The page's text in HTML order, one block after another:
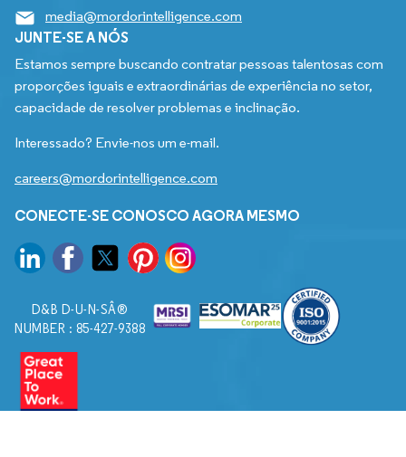
media@mordorintelligence.com
JUNTE-SE A NÓS
Estamos sempre buscando contratar pessoas talentosas com
proporções iguais e extraordinárias de experiência no setor,
capacidade de resolver problemas e inclinação.
Interessado? Envie-nos um e-mail.
careers@mordorintelligence.com
CONECTE-SE CONOSCO AGORA MESMO
D&B D-U-N-SÂ®
NUMBER : 85-427-9388